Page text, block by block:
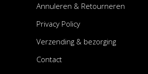
Annuleren & Retourneren
Privacy Policy
Verzending & bezorging
Contact